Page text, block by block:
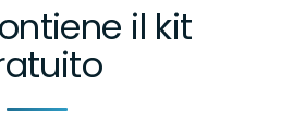
il kit